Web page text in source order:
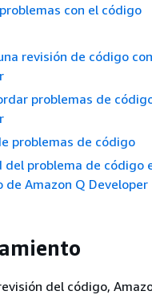
con el código
revisión de código
problemas de
problemas de código
del problema de código
de Amazon Q Developer
del código,